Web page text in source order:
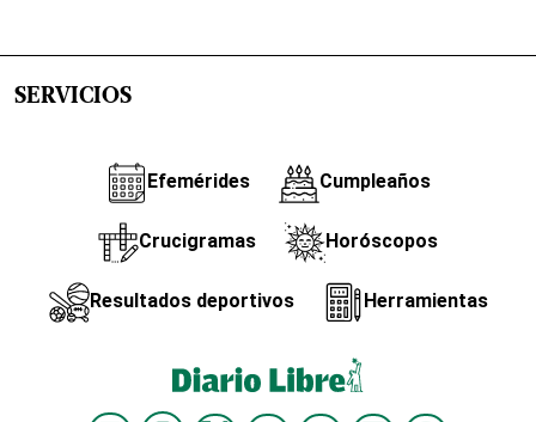
SERVICIOS
Efemérides Cumpleaños
Crucigramas Horóscopos
Resultados deportivos Herramientas